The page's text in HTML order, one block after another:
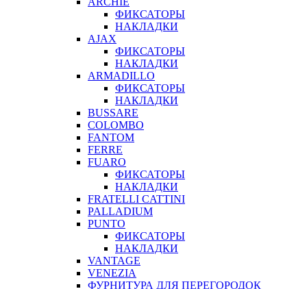
ФИКСАТОРЫ
НАКЛАДКИ
AJAX
ФИКСАТОРЫ
НАКЛАДКИ
ARMADILLO
ФИКСАТОРЫ
НАКЛАДКИ
BUSSARE
COLOMBO
FANTOM
FERRE
FUARO
ФИКСАТОРЫ
НАКЛАДКИ
FRATELLI CATTINI
PALLADIUM
PUNTO
ФИКСАТОРЫ
НАКЛАДКИ
VANTAGE
VENEZIA
ФУРНИТУРА ДЛЯ ПЕРЕГОРОДОК